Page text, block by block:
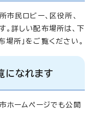
市民ロビー、区役所、
。詳しい配布場所は、下
所」をご覧ください。
になれます
ホームページでも公開